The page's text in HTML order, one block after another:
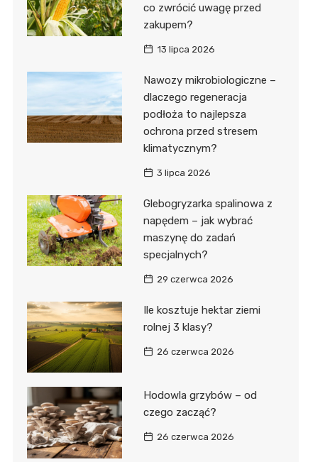
co zwrócić uwagę przed
zakupem?
13 lipca 2026
Nawozy mikrobiologiczne –
dlaczego regeneracja
podłoża to najlepsza
ochrona przed stresem
klimatycznym?
3 lipca 2026
Glebogryzarka spalinowa z
napędem – jak wybrać
maszynę do zadań
specjalnych?
29 czerwca 2026
Ile kosztuje hektar ziemi
rolnej 3 klasy?
26 czerwca 2026
Hodowla grzybów – od
czego zacząć?
26 czerwca 2026